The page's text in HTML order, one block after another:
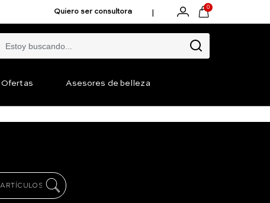
Quiero ser consultora | 0
Ofertas Asesores de belleza